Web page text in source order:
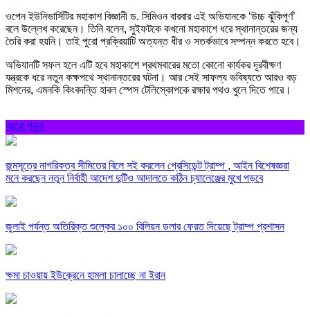
ওপেন ইউনিভার্সিটির মহাকাশ বিজ্ঞানী ড. সিমিওন বারবার এই অভিযানকে ‘উচ্চ ঝুঁকিপূর্ণ’
বলে উল্লেখ করেছেন। তিনি বলেন, সুইফটকে কখনো মহাকাশে ধরে স্থানান্তরের জন্য
তৈরি করা হয়নি। তাই পুরো প্রক্রিয়াটি অত্যন্ত ধীর ও সতর্কভাবে সম্পন্ন করতে হবে।
অভিযানটি সফল হলে এটি হবে মহাকাশে প্রথমবারের মতো কোনো কার্যকর দূরবীক্ষণ
যন্ত্রকে ধরে নতুন কক্ষপথে স্থানান্তরের ঘটনা। আর সেই সাফল্য ভবিষ্যতে আরও বড়
মিশনের, এমনকি কিংবদন্তি হাবল স্পেস টেলিস্কোপকে রক্ষার পথও খুলে দিতে পারে।
আরো পড়ুন
জন্মসূত্রে নাগরিকত্ব সীমিতের বিলে সই করলেন প্রেসিডেন্ট ট্রাম্প , আইন বিশেষজ্ঞরা
মনে করছেন নতুন নির্বাহী আদেশ দুটিও আদালতে কঠিন চ্যালেঞ্জের মুখে পড়বে
জুলাই পর্যন্ত অতিরিক্ত শুল্কের ১০০ বিলিয়ন ডলার ফেরত দিয়েছে ট্রাম্প প্রশাসন
ক্ষমা চাওয়ায় ইউক্রেনে হামলা চালাচ্ছে না ইরান